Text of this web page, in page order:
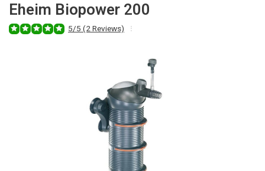
Eheim Biopower 200
5/5 (2 Reviews)